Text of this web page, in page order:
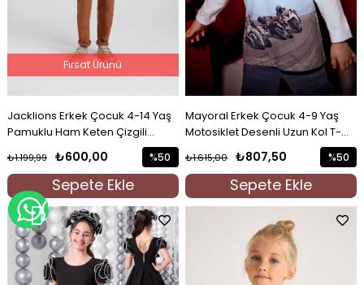
Jacklions Erkek Çocuk 4-14 Yaş
Pamuklu Ham Keten Çizgili
Gömlek Bej
₺600,00
₺1.199,99
Sepete Ekle
%50
İndirim
%50İndirim
Fırsat Ürünü
Mayoral Erkek Çocuk 4-9 Yaş
Motosiklet Desenli Uzun Kol T-
₺807,50
₺1.615,00
Sepete Ekle
%50
İndirim
WHATSAPP İLE BİLGİ AL